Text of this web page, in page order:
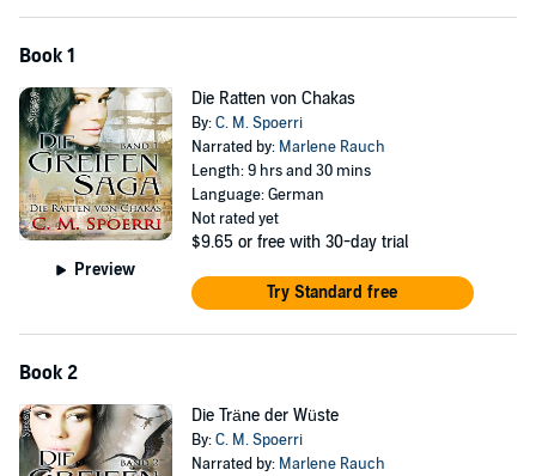
Book 1
Preview
Die Ratten von Chakas
By:C. M. Spoerri
Narrated by: Marlene Rauch
Length: 9 hrs and 30 mins
Language: German
Not rated yet
$9.65 or free with 30-day trial
Try Standard free
Book 2
Die Träne der Wüste
By:C. M. Spoerri
Narrated by: Marlene Rauch